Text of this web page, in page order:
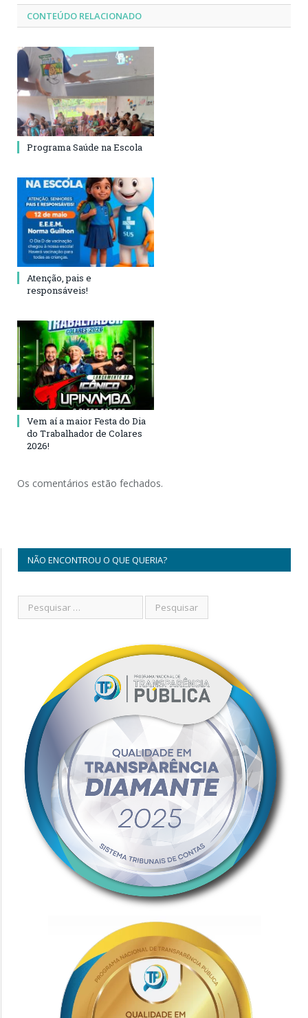
CONTEÚDO RELACIONADO
Programa Saúde na Escola
Atenção, pais e
responsáveis!
Vem aí a maior Festa do Dia
do Trabalhador de Colares
2026!
Os comentários estão fechados.
NÃO ENCONTROU O QUE QUERIA?